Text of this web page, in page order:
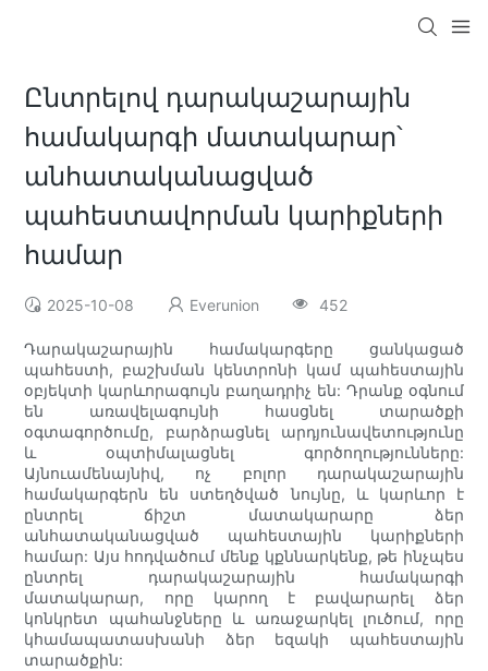
Ընտրելով դարակաշարային
համակարգի մատակարար՝
անհատականացված
պահեստավորման կարիքների
համար
2025-10-08 Everunion 452
Դարակաշարային համակարգերը ցանկացած
պահեստի, բաշխման կենտրոնի կամ պահեստային
օբյեկտի կարևորագույն բաղադրիչ են: Դրանք օգնում
են առավելագույնի հասցնել տարածքի
օգտագործումը, բարձրացնել արդյունավետությունը
և օպտիմալացնել գործողությունները:
Այնուամենայնիվ, ոչ բոլոր դարակաշարային
համակարգերն են ստեղծված նույնը, և կարևոր է
ընտրել ճիշտ մատակարարը ձեր
անհատականացված պահեստային կարիքների
համար: Այս հոդվածում մենք կքննարկենք, թե ինչպես
ընտրել դարակաշարային համակարգի
մատակարար, որը կարող է բավարարել ձեր
կոնկրետ պահանջները և առաջարկել լուծում, որը
կհամապատասխանի ձեր եզակի պահեստային
տարածքին: